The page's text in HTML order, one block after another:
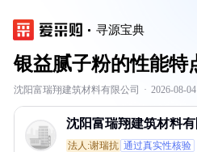
寻源宝典
银益腻子粉的性能特
沈阳富瑞翔建筑材料有限公司 · 2026-08-
沈阳富瑞翔建筑材料有
法人:谢瑞抗 通过真实性核验